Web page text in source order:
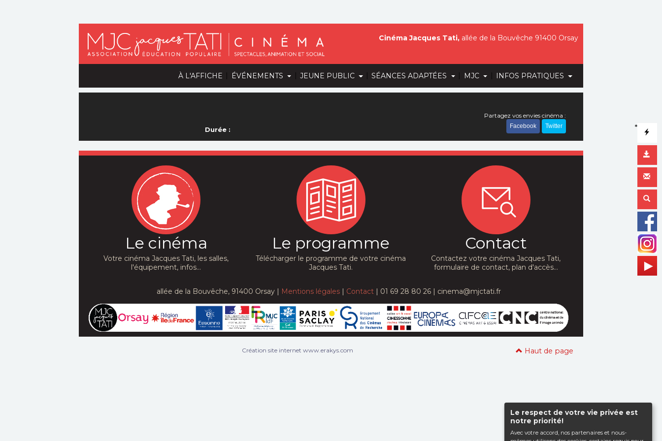
Le respect de votre vie privée est
notre priorité!
Avec votre accord, nos partenaires et nous-
À L'AFFICHE | ÉVÉNEMENTS | JEUNE PUBLIC | SÉANCES ADAPTÉES | MJC | INFOS PRATIQUES
*
Cinéma Jacques Tati, allée de la Bouvêche 91400 Orsay
Durée :
Partagez vos envies cinéma :
Facebook Twitter
Le cinéma
Votre cinéma Jacques Tati, les salles,
l'équipement, infos...
Le programme
Télécharger le programme de votre cinéma
Jacques Tati.
Contact
Contactez votre cinéma Jacques Tati,
formulaire de contact, plan d'accès...
allée de la Bouvêche, 91400 Orsay | Mentions légales| Contact| 01 69 28 80 26 | cinema@mjctati.fr
Haut de page
Création site internet www.erakys.com